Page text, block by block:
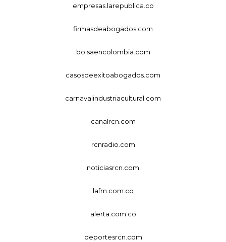
empresas.larepublica.co
firmasdeabogados.com
bolsaencolombia.com
casosdeexitoabogados.com
carnavalindustriacultural.com
canalrcn.com
rcnradio.com
noticiasrcn.com
lafm.com.co
alerta.com.co
deportesrcn.com